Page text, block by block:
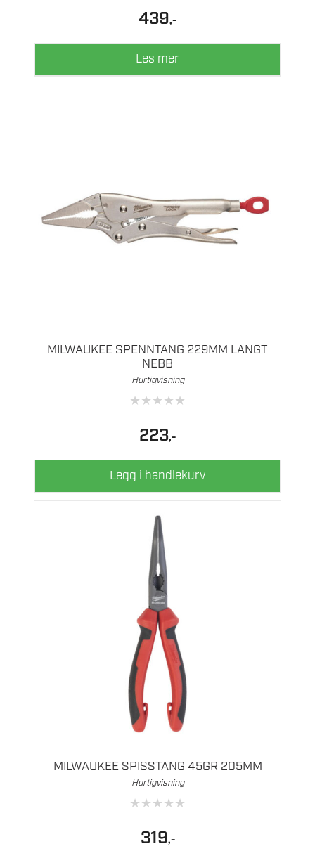
439,-
Les mer
MILWAUKEE SPENNTANG 229MM LANGT
NEBB
Hurtigvisning
★★★★★
223,-
Legg i handlekurv
MILWAUKEE SPISSTANG 45GR 205MM
Hurtigvisning
★★★★★
319,-